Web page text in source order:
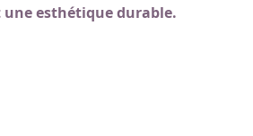
esthétique durable.